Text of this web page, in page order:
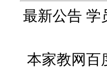
最新公告 学
本家教网百